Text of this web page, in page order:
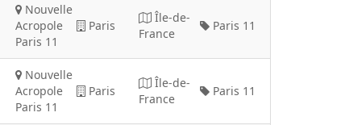
Nouvelle
Acropole
Paris 11
Paris
Île-de-
France
Paris 11
Nouvelle
Acropole
Paris 11
Paris
Île-de-
France
Paris 11